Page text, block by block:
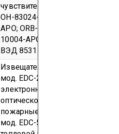
чувствительности с
ОН-83024-APO с базовыми
APO; ORB-MB-00002-APO, ORB-
10004-APO
ВЭД 8531 10
Извещатель пожарный
мод. EDC-20;
электронный с тепловым
оптической чувствительности
пожарные тепловые
мод. EDC-50/BS; мод. EDC-50/